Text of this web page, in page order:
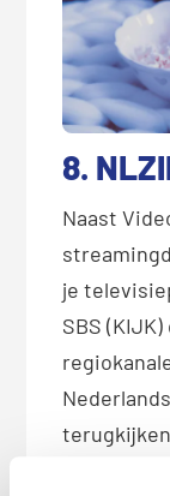
8.
Naast
je
SBS
NLZIET in